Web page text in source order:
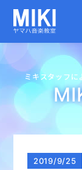
HOME
ミキスタッフに
2019/9/25